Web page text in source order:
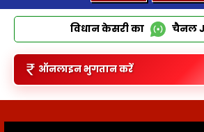
विधान केसरी का चैनल
ऑनलाइन भुगतान करें